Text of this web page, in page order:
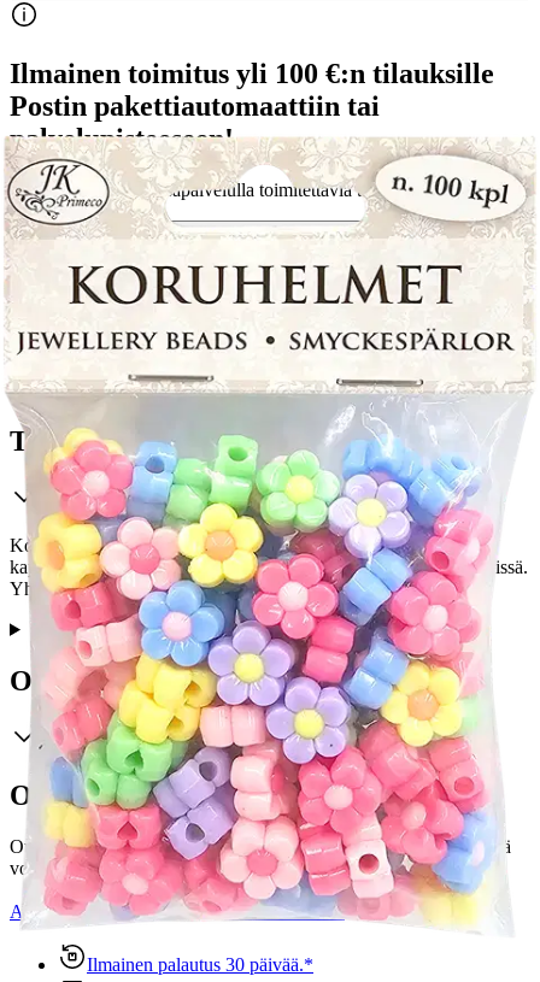
Ilmainen toimitus yli 100 €:n tilauksille
Postin pakettiautomaattiin tai
palvelupisteeseen!
Etu ei koske Suuri‑lisäpalvelulla toimitettavia tuotteita.
Tarkista myymäläsaatavuus
Tuotekuvaus
Koruhelmet koruaskarteluun. Pakkaus sisältää 50g eli noin 100
kappaletta muovisia kukan muotoisia koruhelmiä useassa eri värissä.
Yhden helmen koko on n. 1,2cm ja reiän halkaisija 3mm.
Ominaisuudet
Oletko tyytyväinen tuotetietoihin?
Ovatko tuotetiedot riittävät? Jos tuotetiedoissa on puutteita tai niitä
voisi muuten parantaa, anna palautetta.
Anna palautetta,Avautuu uuteen välilehteen
Ilmainen palautus 30 päivää.*